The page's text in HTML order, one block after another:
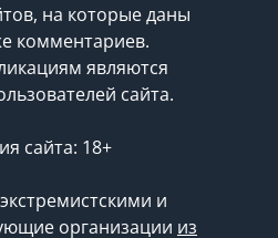
на которые даны
комментариев.
являются
сайта.
сайта: 18+
и
организации из